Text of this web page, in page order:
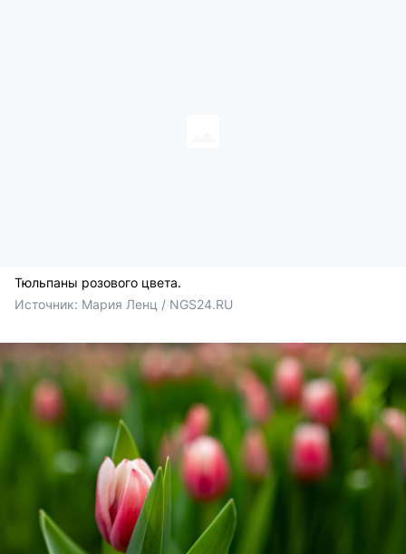
Тюльпаны розового цвета.
Источник: Мария Ленц / NGS24.RU